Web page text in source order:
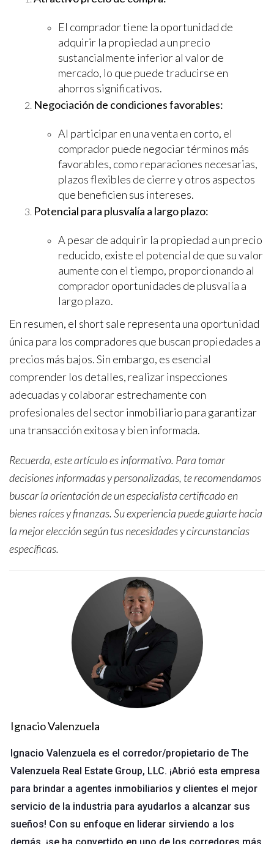
El comprador tiene la oportunidad de
adquirir la propiedad a un precio
sustancialmente inferior al valor de
mercado, lo que puede traducirse en
ahorros significativos.
Negociación de condiciones favorables:
Al participar en una venta en corto, el
comprador puede negociar términos más
favorables, como reparaciones necesarias,
plazos flexibles de cierre y otros aspectos
que beneficien sus intereses.
Potencial para plusvalía a largo plazo:
A pesar de adquirir la propiedad a un precio
reducido, existe el potencial de que su valor
aumente con el tiempo, proporcionando al
comprador oportunidades de plusvalía a
largo plazo.
En resumen, el short sale representa una oportunidad
única para los compradores que buscan propiedades a
precios más bajos. Sin embargo, es esencial
comprender los detalles, realizar inspecciones
adecuadas y colaborar estrechamente con
profesionales del sector inmobiliario para garantizar
una transacción exitosa y bien informada.
Recuerda, este artículo es informativo. Para tomar
decisiones informadas y personalizadas, te recomendamos
buscar la orientación de un especialista certificado en
bienes raíces y finanzas. Su experiencia puede guiarte hacia
la mejor elección según tus necesidades y circunstancias
específicas.
Ignacio Valenzuela
Ignacio Valenzuela es el corredor/propietario de The
Valenzuela Real Estate Group, LLC. ¡Abrió esta empresa
para brindar a agentes inmobiliarios y clientes el mejor
servicio de la industria para ayudarlos a alcanzar sus
sueños! Con su enfoque en liderar sirviendo a los